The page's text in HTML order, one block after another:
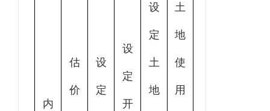
内
估
价
设
定
设
定
开
设
定
土
地
土
地
使
用